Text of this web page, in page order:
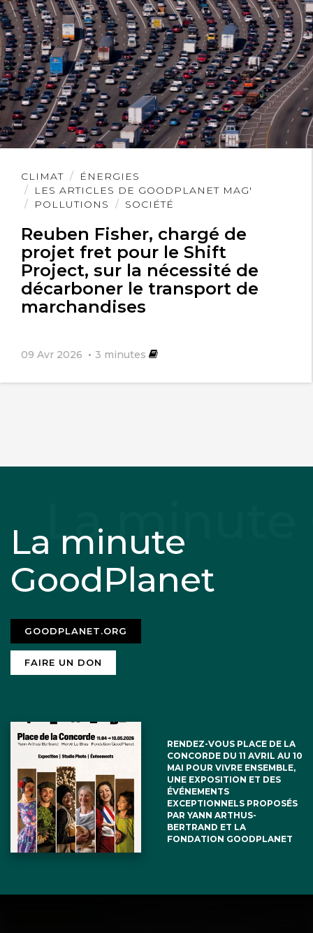
CLIMAT
ÉNERGIES
LES ARTICLES DE GOODPLANET MAG'
POLLUTIONS
SOCIÉTÉ
Reuben Fisher, chargé de
projet fret pour le Shift
Project, sur la nécessité de
décarboner le transport de
marchandises
09 Avr 2026 3 minutes
Lire
l'article
La minute
GoodPlanet
GOODPLANET.ORG
FAIRE UN DON
RENDEZ-VOUS PLACE DE LA
CONCORDE DU 11 AVRIL AU 10
MAI POUR VIVRE ENSEMBLE,
UNE EXPOSITION ET DES
ÉVÉNEMENTS
EXCEPTIONNELS PROPOSÉS
PAR YANN ARTHUS-
BERTRAND ET LA
FONDATION GOODPLANET